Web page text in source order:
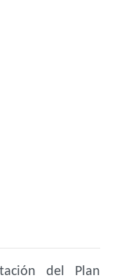
del Plan